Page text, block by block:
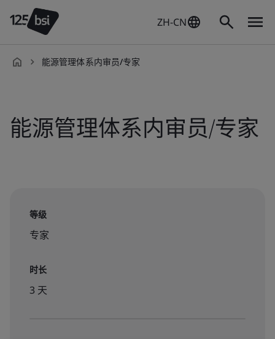
ZH-CN
能源管理体系内审员/专家
能源管理体系内审员/专家
等级
专家
时长
3 天